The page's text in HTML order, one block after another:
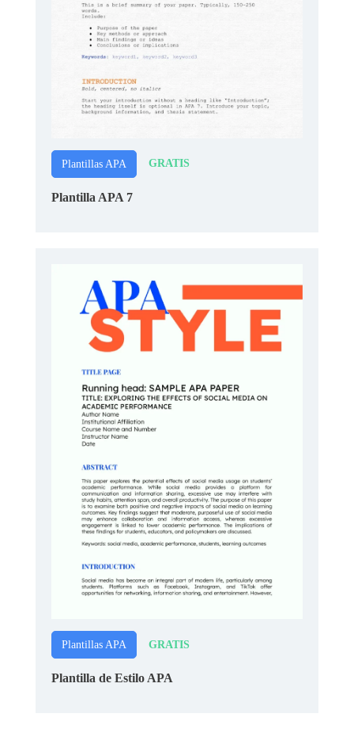
Plantillas APA GRATIS
Plantilla APA 7
Plantillas APA GRATIS
Plantilla de Estilo APA